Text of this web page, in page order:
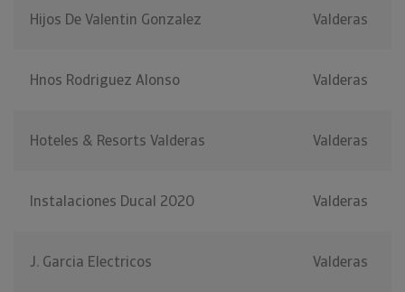
Hijos De Valentin Gonzalez Valderas
Hnos Rodriguez Alonso Valderas
Hoteles & Resorts Valderas Valderas
Instalaciones Ducal 2020 Valderas
J. Garcia Electricos Valderas